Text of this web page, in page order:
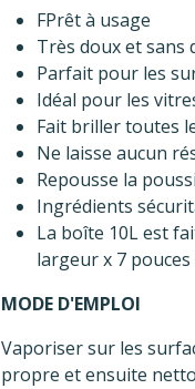
FPrêt à usage
Très doux et sans
Parfait pour les
Idéal pour les
Fait briller toutes
Ne laisse aucun
Repousse la
Ingrédients
La boîte 10L est
largeur x 7
MODE D'EMPLOI
Vaporiser sur les
propre et ensuite